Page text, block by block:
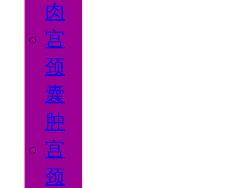
肉
宫
颈
囊
肿
宫
颈